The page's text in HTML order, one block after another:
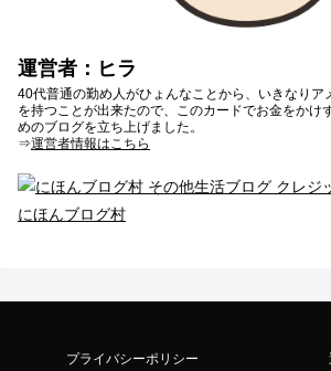
運営者：ヒラ
40代普通の勤め人がひょんなことから、いきなりア
を持つことが出来たので、このカードでお金をかけ
めのブログを立ち上げました。
⇒運営者情報はこちら
にほんブログ村
プライバシーポリシー